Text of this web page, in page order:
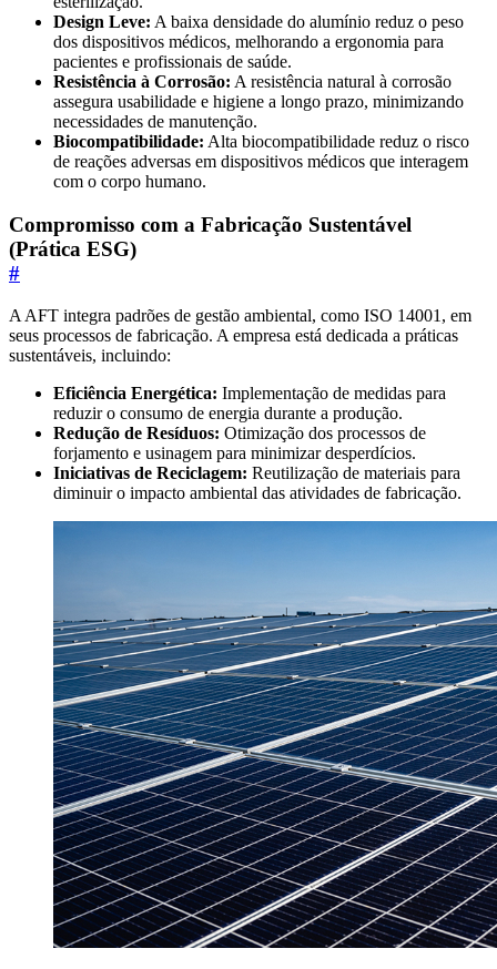
Design Leve: A baixa densidade do alumínio reduz o peso
dos dispositivos médicos, melhorando a ergonomia para
pacientes e profissionais de saúde.
Resistência à Corrosão: A resistência natural à corrosão
assegura usabilidade e higiene a longo prazo, minimizando
necessidades de manutenção.
Biocompatibilidade: Alta biocompatibilidade reduz o risco
de reações adversas em dispositivos médicos que interagem
com o corpo humano.
Compromisso com a Fabricação Sustentável
(Prática ESG)
#
A AFT integra padrões de gestão ambiental, como ISO 14001, em
seus processos de fabricação. A empresa está dedicada a práticas
sustentáveis, incluindo:
Eficiência Energética: Implementação de medidas para
reduzir o consumo de energia durante a produção.
Redução de Resíduos: Otimização dos processos de
forjamento e usinagem para minimizar desperdícios.
Iniciativas de Reciclagem: Reutilização de materiais para
diminuir o impacto ambiental das atividades de fabricação.